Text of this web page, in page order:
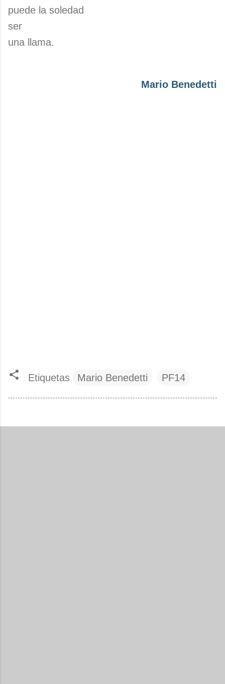
puede la soledad
ser
una llama.
Mario Benedetti
Etiquetas Mario Benedetti PF14